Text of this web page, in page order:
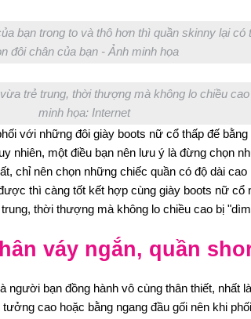
bạn trong to và thô hơn thì quần skinny lại có
đôi chân của bạn - Ảnh minh họa
trẻ trung, thời thượng mà không lo chiều
minh họa: Internet
với những đôi giày boots nữ cổ thấp đế
nhiên, một điều bạn nên lưu ý là đừng chọn
chỉ nên chọn những chiếc quần có độ dài
thì càng tốt kết hợp cùng giày boots nữ cổ
thời thượng mà không lo chiều cao bị
váy ngắn, quần
người bạn đồng hành vô cùng thân thiết, nhất
cao hoặc bằng ngang đầu gối nên khi